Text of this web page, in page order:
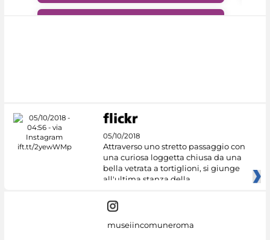
05/10/2018
Attraverso uno stretto passaggio con
una curiosa loggetta chiusa da una
bella vetrata a tortiglioni, si giunge
all'ultima stanza della
museiincomuneroma